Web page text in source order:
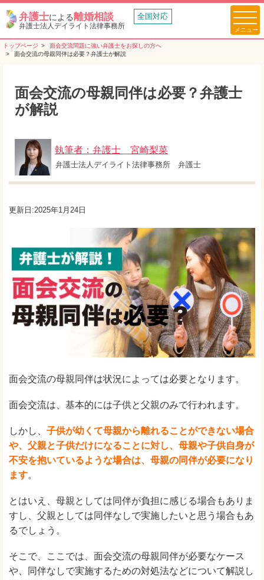
弁護士による離婚相談
弁護士法人デイライト法律事務所
全国対応
トップページ
面会交流問題に強い弁護士をお探しの方へ
面会交流の母親同伴は必要？弁護士が解説
面会交流の母親同伴は必要？弁護士
が解説
執筆者：弁護士 宮崎梨菜
弁護士法人デイライト法律事務所 弁護士
更新日:2025年1月24日
面会交流の母親同伴は状況によっては必要となります。
面会交流は、基本的には子供と父親のみで行われます。
しかし、 子供が幼くて母親から離れることができない場合
や、父親と子供だけになることに対し、母親や子供自身が
不安を抱いているような場合は、母親の同伴が必要になり
ます。
とはいえ、母親としては同伴が負担に感じる場合もありま
すし、父親としては同伴なしで実施したいと思う場合もあ
るでしょう。
そこで、ここでは、面会交流の母親同伴が必要なケース
や、同伴なしで実施するための対処法などについて解説し